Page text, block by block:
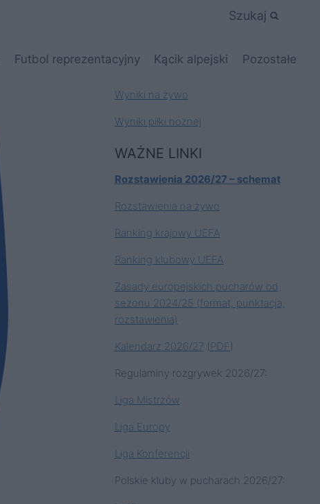
Szukaj
Futbol reprezentacyjny Kącik alpejski Pozostałe
Wyniki na żywo
Wyniki piłki nożnej
WAŻNE LINKI
Rozstawienia 2026/27 – schemat
Rozstawienia na żywo
Ranking krajowy UEFA
Ranking klubowy UEFA
Zasady europejskich pucharów od
sezonu 2024/25 (format, punktacja,
rozstawienia)
Kalendarz 2026/27 (PDF)
Regulaminy rozgrywek 2026/27:
Liga Mistrzów
Liga Europy
Liga Konferencji
Polskie kluby w pucharach 2026/27: